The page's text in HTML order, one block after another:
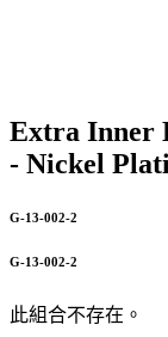
Extra Inner
- Nickel
G-13-002-2
G-13-002-2
此組合不存在。